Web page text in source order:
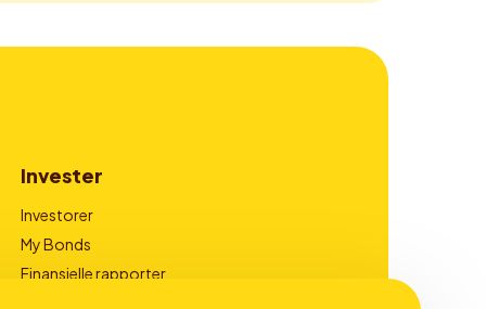
Invester
Investorer
My Bonds
Finansielle rapporter